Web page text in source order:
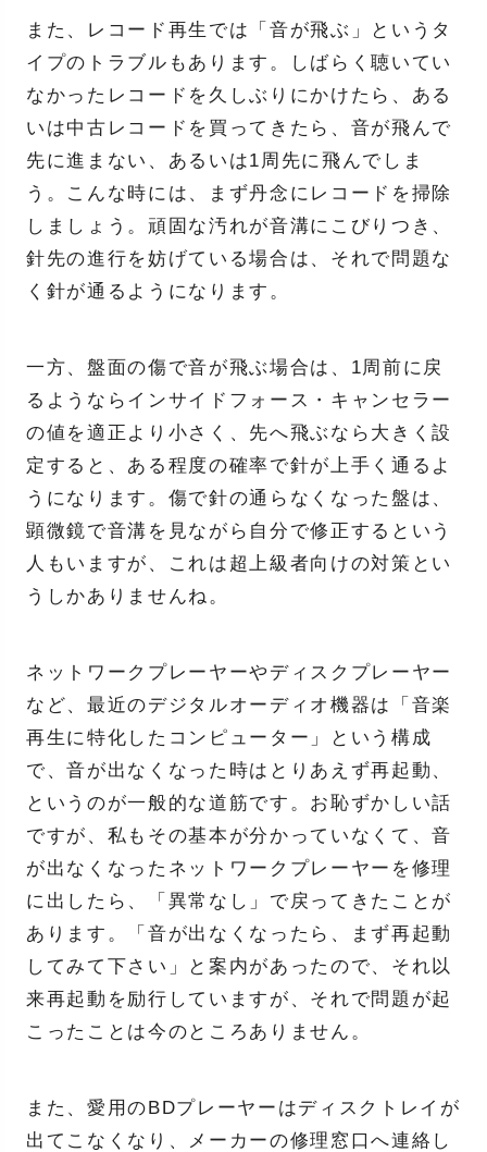
また、レコード再生では「音が飛ぶ」というタ
イプのトラブルもあります。しばらく聴いてい
なかったレコードを久しぶりにかけたら、ある
いは中古レコードを買ってきたら、音が飛んで
先に進まない、あるいは1周先に飛んでしま
う。こんな時には、まず丹念にレコードを掃除
しましょう。頑固な汚れが音溝にこびりつき、
針先の進行を妨げている場合は、それで問題な
く針が通るようになります。
一方、盤面の傷で音が飛ぶ場合は、1周前に戻
るようならインサイドフォース・キャンセラー
の値を適正より小さく、先へ飛ぶなら大きく設
定すると、ある程度の確率で針が上手く通るよ
うになります。傷で針の通らなくなった盤は、
顕微鏡で音溝を見ながら自分で修正するという
人もいますが、これは超上級者向けの対策とい
うしかありませんね。
ネットワークプレーヤーやディスクプレーヤー
など、最近のデジタルオーディオ機器は「音楽
再生に特化したコンピューター」という構成
で、音が出なくなった時はとりあえず再起動、
というのが一般的な道筋です。お恥ずかしい話
ですが、私もその基本が分かっていなくて、音
が出なくなったネットワークプレーヤーを修理
に出したら、「異常なし」で戻ってきたことが
あります。「音が出なくなったら、まず再起動
してみて下さい」と案内があったので、それ以
来再起動を励行していますが、それで問題が起
こったことは今のところありません。
また、愛用のBDプレーヤーはディスクトレイが
出てこなくなり、メーカーの修理窓口へ連絡し